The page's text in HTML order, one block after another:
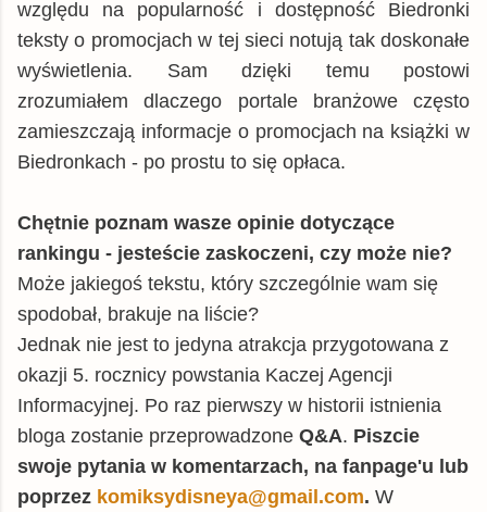
względu na popularność i dostępność Biedronki
teksty o promocjach w tej sieci notują tak doskonałe
wyświetlenia. Sam dzięki temu postowi
zrozumiałem dlaczego portale branżowe często
zamieszczają informacje o promocjach na książki w
Biedronkach - po prostu to się opłaca.
Chętnie poznam wasze opinie dotyczące
rankingu - jesteście zaskoczeni, czy może nie?
Może jakiegoś tekstu, który szczególnie wam się
spodobał, brakuje na liście?
Jednak nie jest to jedyna atrakcja przygotowana z
okazji 5. rocznicy powstania Kaczej Agencji
Informacyjnej. Po raz pierwszy w historii istnienia
bloga zostanie przeprowadzone Q&A. Piszcie
swoje pytania w komentarzach, na fanpage'u lub
poprzez komiksydisneya@gmail.com. W